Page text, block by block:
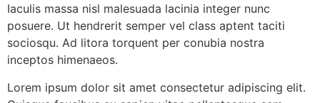
Iaculis massa nisl malesuada lacinia integer nunc
posuere. Ut hendrerit semper vel class aptent taciti
sociosqu. Ad litora torquent per conubia nostra
inceptos himenaeos.
Lorem ipsum dolor sit amet consectetur adipiscing elit.